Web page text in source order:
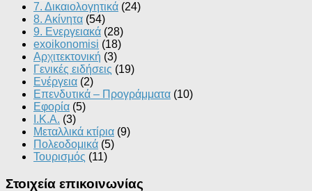
7. Δικαιολογητικά (24)
8. Ακίνητα (54)
9. Ενεργειακά (28)
exoikonomisi (18)
Αρχιτεκτονική (3)
Γενικές ειδήσεις (19)
Ενέργεια (2)
Επενδυτικά – Προγράμματα (10)
Εφορία (5)
Ι.Κ.Α. (3)
Μεταλλικά κτίρια (9)
Πολεοδομικά (5)
Τουρισμός (11)
Στοιχεία επικοινωνίας